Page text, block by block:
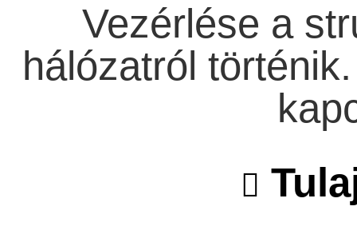
Vezérlése a
hálózatról